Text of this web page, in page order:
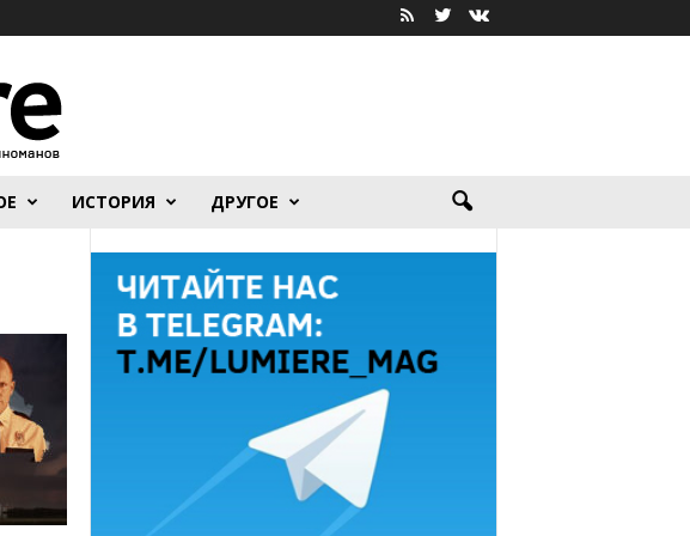
ИСТОРИЯ ДРУГОЕ